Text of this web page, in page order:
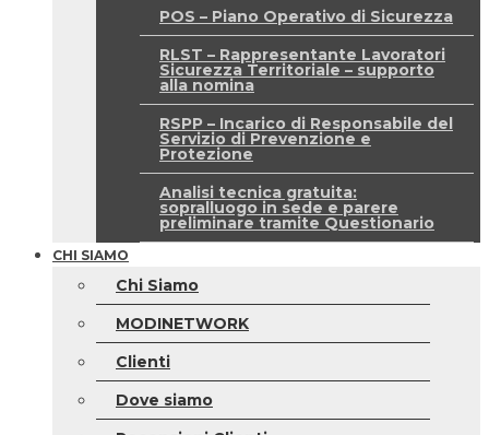
POS – Piano Operativo di Sicurezza
RLST – Rappresentante Lavoratori
Sicurezza Territoriale – supporto
alla nomina
RSPP – Incarico di Responsabile del
Servizio di Prevenzione e
Protezione
Analisi tecnica gratuita:
sopralluogo in sede e parere
preliminare tramite Questionario
CHI SIAMO
Chi Siamo
MODINETWORK
Clienti
Dove siamo